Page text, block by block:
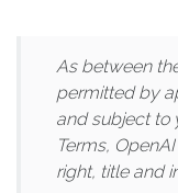
As between
permitted by
and subject to
Terms,
right, title and